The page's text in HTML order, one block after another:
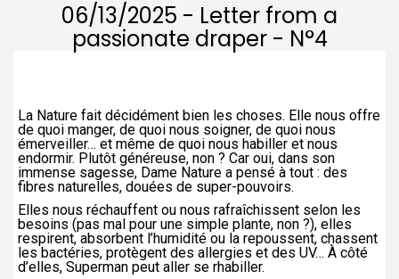
06/13/2025 - Letter from a
passionate draper - N°4
La Nature fait décidément bien les choses. Elle nous offre
de quoi manger, de quoi nous soigner, de quoi nous
émerveiller… et même de quoi nous habiller et nous
endormir. Plutôt généreuse, non ? Car oui, dans son
immense sagesse, Dame Nature a pensé à tout : des
fibres naturelles, douées de super-pouvoirs.
Elles nous réchauffent ou nous rafraîchissent selon les
besoins (pas mal pour une simple plante, non ?), elles
respirent, absorbent l’humidité ou la repoussent, chassent
les bactéries, protègent des allergies et des UV… À côté
d’elles, Superman peut aller se rhabiller.